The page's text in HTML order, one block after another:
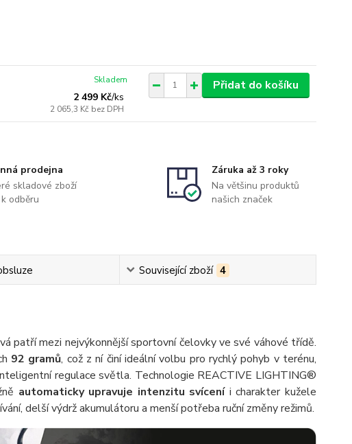
2 499 Kč/ks
2 065,3 Kč bez DPH
Skladem Přidat do košíku
prodejna
skladové zboží
odběru
Záruka až 3 roky
Na většinu produktů
našich značek
Související zboží 4
patří mezi nejvýkonnější sportovní čelovky ve své váhové třídě.
92 gramů, což z ní činí ideální volbu pro rychlý pohyb v terénu,
regulace světla. Technologie REACTIVE LIGHTING®
automaticky upravuje intenzitu svíceníi charakter kužele
delší výdrž akumulátoru a menší potřeba ruční změny režimů.